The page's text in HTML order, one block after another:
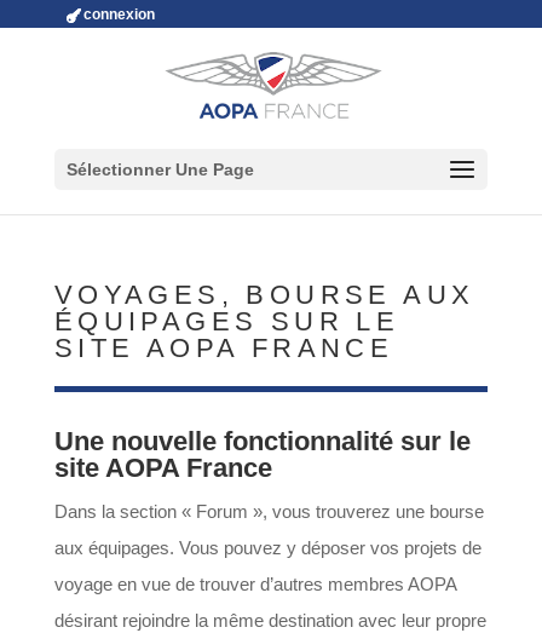
connexion
Sélectionner Une Page
VOYAGES, BOURSE AUX
ÉQUIPAGES SUR LE
SITE AOPA FRANCE
Une nouvelle fonctionnalité sur le
site AOPA France
Dans la section « Forum », vous trouverez une bourse
aux équipages. Vous pouvez y déposer vos projets de
voyage en vue de trouver d’autres membres AOPA
désirant rejoindre la même destination avec leur propre